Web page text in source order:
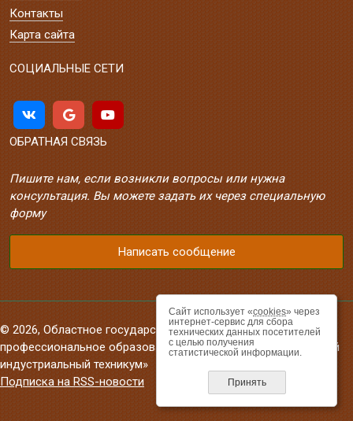
Контакты
Карта сайта
СОЦИАЛЬНЫЕ СЕТИ
ОБРАТНАЯ СВЯЗЬ
Пишите нам, если возникли вопросы или нужна
консультация. Вы можете задать их через специальную
форму
Написать сообщение
© 2026, Областное государственное автономное
профессиональное образовательное учреждение «Валуйский
индустриальный техникум»
Подписка на RSS-новости
Сайт использует «cookies» через
интернет-сервис для сбора
технических данных посетителей
с целью получения
статистической информации.
Принять